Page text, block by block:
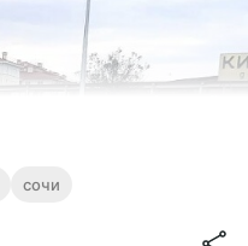
сочи